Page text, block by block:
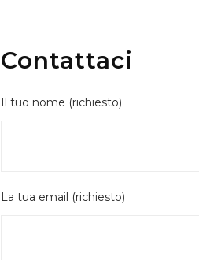
Contattaci
Il tuo nome (richiesto)
La tua email (richiesto)